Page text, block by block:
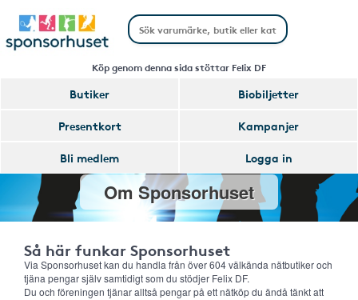
Köp genom denna sida stöttar Felix DF
Butiker
Biobiljetter
Presentkort
Kampanjer
Bli medlem
Logga in
Om Sponsorhuset
Så här funkar Sponsorhuset
Via Sponsorhuset kan du handla från över 604 välkända nätbutiker och
tjäna pengar själv samtidigt som du stödjer Felix DF.
Du och föreningen tjänar alltså pengar på ett nätköp du ändå tänkt att